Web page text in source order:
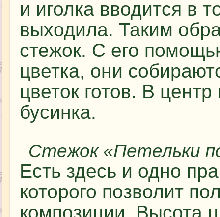
и иголка вводится в
выходила. Таким
стежок. С его
цветка, они
цветок готов. В
бусинка.
Стежок «Петельки
Есть здесь и одно
которого позволит
композиции. Высота